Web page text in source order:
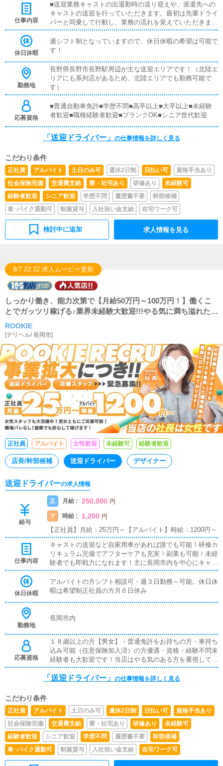
仕事内容
■送迎業務キャストの出退勤時の送り迎えや、派遣先への
キャストの送迎を行っていただきます。最初は先輩ドライ
バーと同乗して行動し、業務の流れを覚えていただきます
ので、未経験の方でも安心して働けます。お客様と対面で
接客をお願いすることはありません。ガソリン代・高速代
は支給します。■清掃業務送迎業務の空き時間に、事務所
使うお車の清掃もお願いします。
休日休暇
週シフト制となっていますので、休日休暇の希望は可能で
す！
勤務地
長野県長野市長野駅周辺が主な送迎エリアです！（北陸エ
リアにも系列店があるため、北陸エリアでも勤務可能で
す）
応募資格
■普通自動車免許■学歴不問■高卒以上■大卒以上■未経験
者歓迎■職種経験者歓迎■ブランクOK■シニア世代歓迎
「送迎ドライバー」 の仕事情報を詳しく見る
こだわり条件
正社員 アルバイト 土日のみ可 週休2日制 日払い可
資格手当あり
社会保険完備
交通費支給 寮・社宅あり 研修あり
未経験可
経験者歓迎
シニア歓迎 学歴不問 履歴書不要
幹部候補
車･バイク通勤可
制服貸与 入社祝い金支給 在宅ワーク可
検討中に追加 求人情報を見る
8/7 22:22 求人ムービー更新
しっかり働き、能力次第で【月給50万円～100万円！】働くこ
とでガッツリ稼げる♪業界未経験大歓迎!!!やる気に満ち溢れた向
上心・野心家☆只今積極採用中☆副業も◎
ROOKIE
[デリヘル/長岡市]
正社員 アルバイト 女性歓迎 未経験可 経験者歓迎
店長/幹部候補 送迎ドライバー デザイナー
送迎ドライバーの求人情報
給与
正 月給 : 250,000 円
ア 時給 : 1,200 円
【正社員】月給：25万円～【アルバイト】時給：1200円～
仕事内容
キャストの送迎など自家用車があれば誰でも可能！研修カ
リキュラム完備でアフターケアも充実！副業も可能！未経
験者でも即戦力になれます！主に長岡市内を中心にキャス
トの送迎を行っていただきます！☆正社員希望の方月収25
万円以上可能ガソリン代・遠方手当充実早番・中番・遅番
のシフト制社保完備、昇給制度あり☆アルバイト希望の方
面接、積極採用中!!
休日休暇
アルバイトの方シフト相談可・週３日勤務～可能。休日休
暇は希望制正社員の方月６日休み
勤務地
長岡市内
応募資格
１８歳以上の方【男女】・普通免許をお持ちの方・車持ち
込み可能（任意保険加入済）の方優遇・資格・経験不問未
経験者も大歓迎です！当店はやる気のある方を重視してま
す！・やる気と向上心のある方、一般教養・常識のある
方。・将来独立されたい方も大歓迎！※18歳未満（高校生
「送迎ドライバー」 の仕事情報を詳しく見る
こだわり条件
正社員 アルバイト 土日のみ可 週休2日制 日払い可
資格手当あり
社会保険完備
交通費支給 寮・社宅あり 研修あり
未経験可
経験者歓迎
シニア歓迎 学歴不問 履歴書不要
幹部候補
車･バイク通勤可
制服貸与 入社祝い金支給 在宅ワーク可